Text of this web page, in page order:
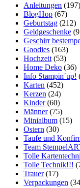
Anleitungen (197)
BlogHop (67)
Geburtstag (212)
Geldgeschenke
Geschirr
Goodies (163)
Hochzeit (53)
Home Deko (36)
Info Stampin´up!
Karten (452)
Kerzen (24)
Kinder(60)
Männer(75)
Minialbum (15)
Ostern (30)
Taufe und
Team
Tolle
Tolle Technik!!!
Trauer(17)
Verpackungen